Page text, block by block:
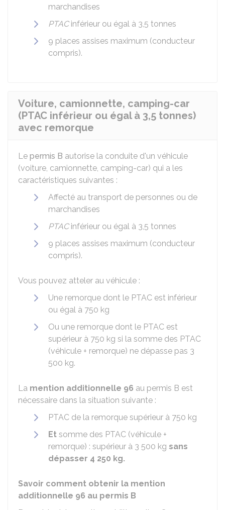
marchandises
PTACinférieur ou égal à 3,5 tonnes
9 places assises maximum (conducteur
compris).
Voiture, camionnette, camping-car
(PTAC inférieur ou égal à 3,5 tonnes)
avec remorque
Le permis B autorise la conduite d'un véhicule
(voiture, camionnette, camping-car) qui a les
caractéristiques suivantes :
Affecté au transport de personnes ou de
marchandises
PTACinférieur ou égal à 3,5 tonnes
9 places assises maximum (conducteur
compris).
Vous pouvez atteler au véhicule :
Une remorque dont le PTAC est inférieur
ou égal à 750 kg
Ou une remorque dont le PTAC est
supérieur à 750 kg si la somme des PTAC
(véhicule + remorque) ne dépasse pas 3
500 kg.
La mention additionnelle 96 au permis B est
nécessaire dans la situation suivante :
PTAC de la remorque supérieur à 750 kg
Et somme des PTAC (véhicule +
remorque) : supérieur à 3 500 kg sans
dépasser 4 250 kg.
Savoir comment obtenir la mention
additionnelle 96 au permis B